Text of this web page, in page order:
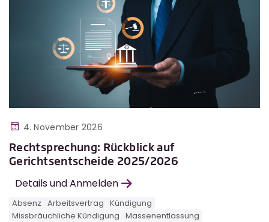
4. November 2026
Rechtsprechung: Rückblick auf
Gerichtsentscheide 2025/2026
Details und Anmelden
Absenz Arbeitsvertrag Kündigung
Missbräuchliche Kündigung Massenentlassung